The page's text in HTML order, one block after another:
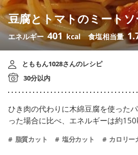
豆腐とトマトのミート
エネルギー 401 kcal 食塩相当量
とももん1028さんのレシピ
30分以内
ひき肉の代わりに木綿豆腐を使った
った場合に比べ、エネルギーは約
脂質カット 塩分カット カロリー